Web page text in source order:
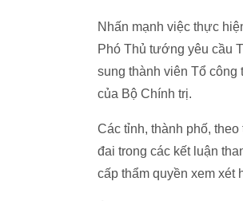
Nhấn mạnh việc thực
Phó Thủ tướng yêu cầu
sung thành viên Tổ công
của Bộ Chính trị.
Các tỉnh, thành phố,
đai trong các kết luận
cấp thẩm quyền xem xét